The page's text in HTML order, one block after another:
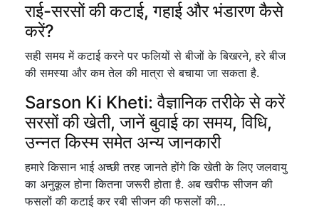
राई-सरसों की कटाई, गहाई और भंडारण कैसे
करें?
सही समय में कटाई करने पर फलियों से बीजों के बिखरने, हरे बीज
की समस्या और कम तेल की मात्रा से बचाया जा सकता है.
Sarson Ki Kheti: वैज्ञानिक तरीके से करें
सरसों की खेती, जानें बुवाई का समय, विधि,
उन्नत किस्म समेत अन्य जानकारी
हमारे किसान भाई अच्छी तरह जानते होंगे कि खेती के लिए जलवायु
का अनुकूल होना कितना जरूरी होता है. अब खरीफ सीजन की
फसलों की कटाई कर रबी सीजन की फसलों की…